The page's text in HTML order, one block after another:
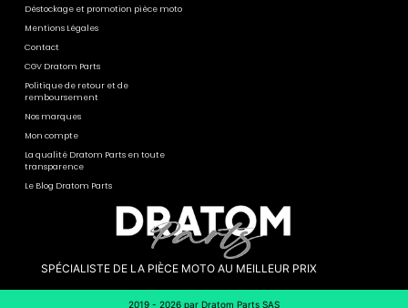
SPÉCIALISTE DE LA PIÈCE MOTO AU MEILLEUR PRIX
Déstockage et promotion pièce moto
Mentions Légales
Contact
CGV Dratom Parts
Politique de retour et de
remboursement
Nos marques
Mon compte
La qualité Dratom Parts en toute
transparence
Le Blog Dratom Parts
2019 - 2026 par Dratom Parts SAS